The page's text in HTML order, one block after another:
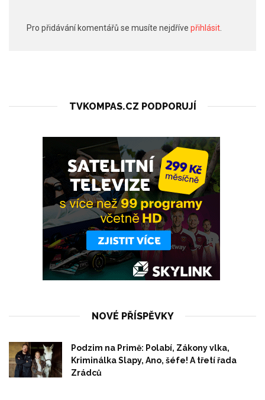
Pro přidávání komentářů se musíte nejdříve přihlásit
TVKOMPAS.CZ PODPORUJÍ
NOVÉ PŘÍSPĚVKY
Podzim na Primě: Polabí, Zákony vlka,
Kriminálka Slapy, Ano, šéfe! A třetí řada
Zrádců